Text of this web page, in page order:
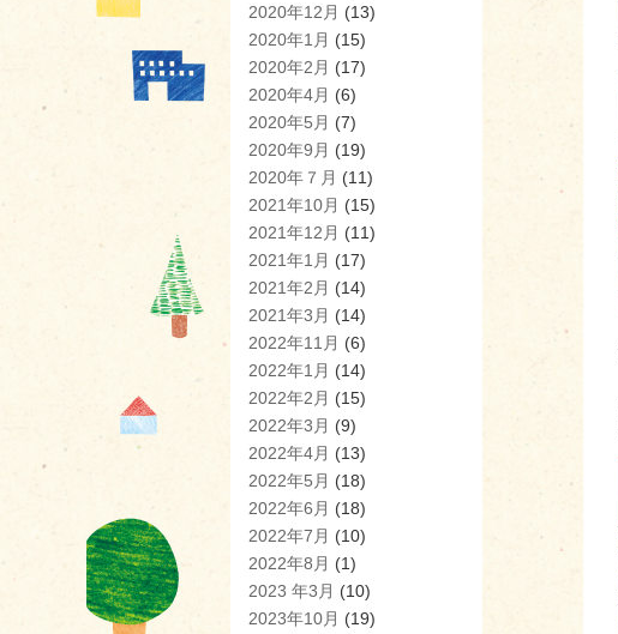
2020年12月 (13)
2020年1月 (15)
2020年2月 (17)
2020年4月 (6)
2020年5月 (7)
2020年9月 (19)
2020年７月 (11)
2021年10月 (15)
2021年12月 (11)
2021年1月 (17)
2021年2月 (14)
2021年3月 (14)
2022年11月 (6)
2022年1月 (14)
2022年2月 (15)
2022年3月 (9)
2022年4月 (13)
2022年5月 (18)
2022年6月 (18)
2022年7月 (10)
2022年8月 (1)
2023 年3月 (10)
2023年10月 (19)